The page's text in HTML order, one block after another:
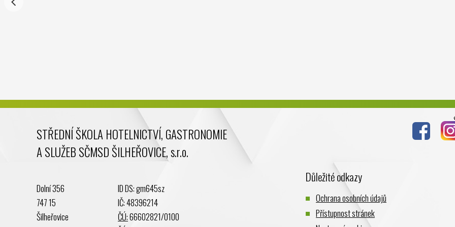
STŘEDNÍ ŠKOLA HOTELNICTVÍ, GASTRONOMIE
A SLUŽEB SČMSD ŠILHEŘOVICE, s.r.o.
Dolní 356
747 15
Šilheřovice
ID DS: gm645sz
IČ: 48396214
ČÚ:66602821/0100
Důležité odkazy
Ochrana osobních údajů
Přístupnost stránek